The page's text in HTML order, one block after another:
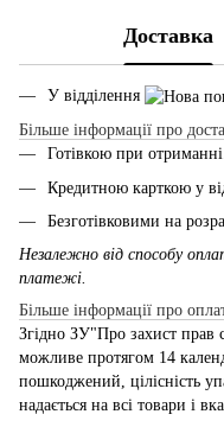
Доставка
У відділення
Більше інформації про
Готівкою при
Кредитною карткою у
Безготівковими на
Незалежно від способу
платежі.
Більше інформації про
Згідно ЗУ"Про захист прав
можливе протягом 14
пошкоджений, цілісність
надається на всі товари і